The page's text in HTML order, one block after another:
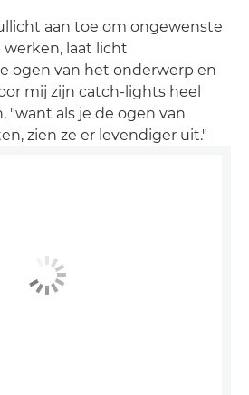
aan toe om ongewenste
laat licht
ogen van het onderwerp en
mij zijn catch-lights heel
"want als je de ogen van
zien ze er levendiger uit."